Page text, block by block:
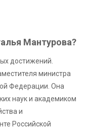
Мантурова?
достижений.
министра
Федерации. Она
наук и академиком
и
Российской